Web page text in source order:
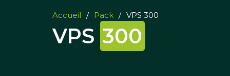
Accueil / Pack / VPS 300
VPS 300